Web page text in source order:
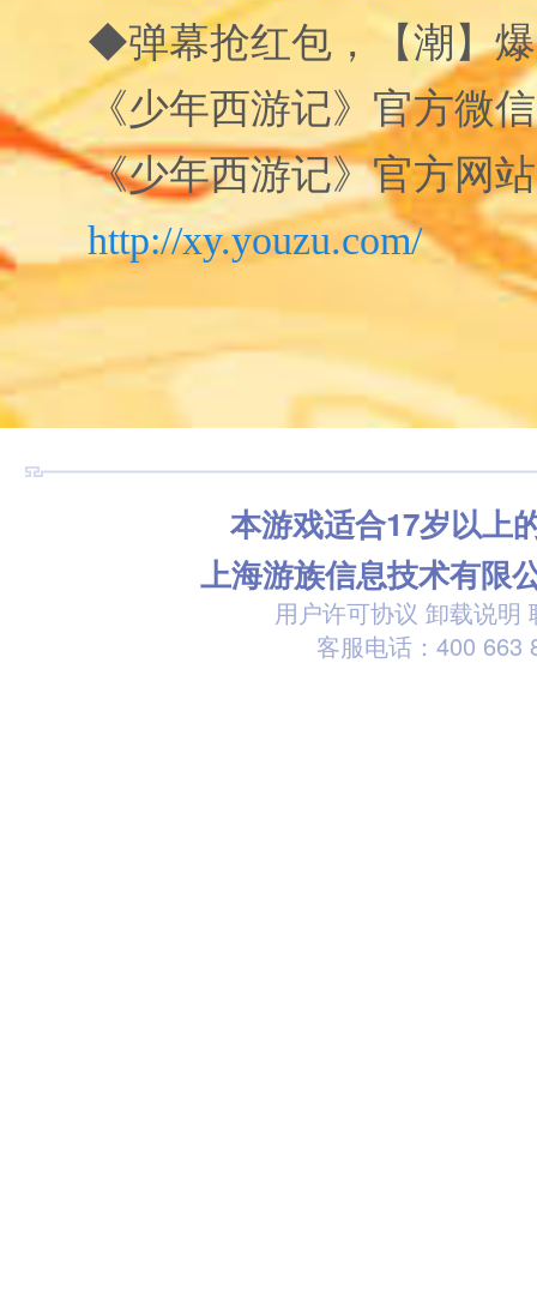
◆弹幕抢红包，【潮】
《少年西游记》官方微
《少年西游记》官方网
http://xy.youzu.com/
本游戏适合17岁以上
上海游族信息技术有限
用户许可协议 卸载说明
客服电话：400 663